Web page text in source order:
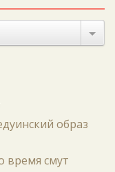
образ
время смут